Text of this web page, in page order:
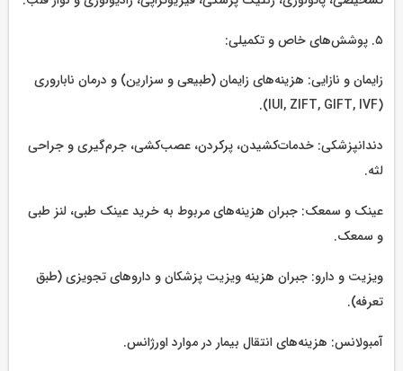
۵. پوشش‌های خاص و تکمیلی:
زایمان و نازایی: هزینه‌های زایمان (طبیعی و سزارین) و درمان ناباروری
(IUI, ZIFT, GIFT, IVF).
دندانپزشکی: خدمات‌کشیدن، پرکردن، عصب‌کشی، جرم‌گیری و جراحی
لثه.
عینک و سمعک: جبران هزینه‌های مربوط به خرید عینک طبی، لنز طبی
و سمعک.
ویزیت و دارو: جبران هزینه ویزیت پزشکان و داروهای تجویزی (طبق
تعرفه).
آمبولانس: هزینه‌های انتقال بیمار در موارد اورژانس.